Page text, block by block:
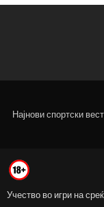
Најнови спортски
Учество во игри на